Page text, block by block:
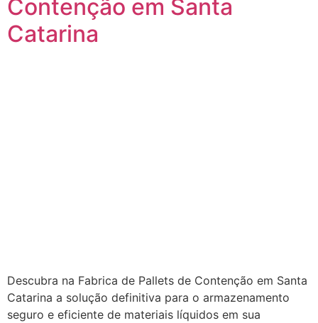
Contenção em Santa
Catarina
Descubra na Fabrica de Pallets de Contenção em Santa
Catarina a solução definitiva para o armazenamento
seguro e eficiente de materiais líquidos em sua